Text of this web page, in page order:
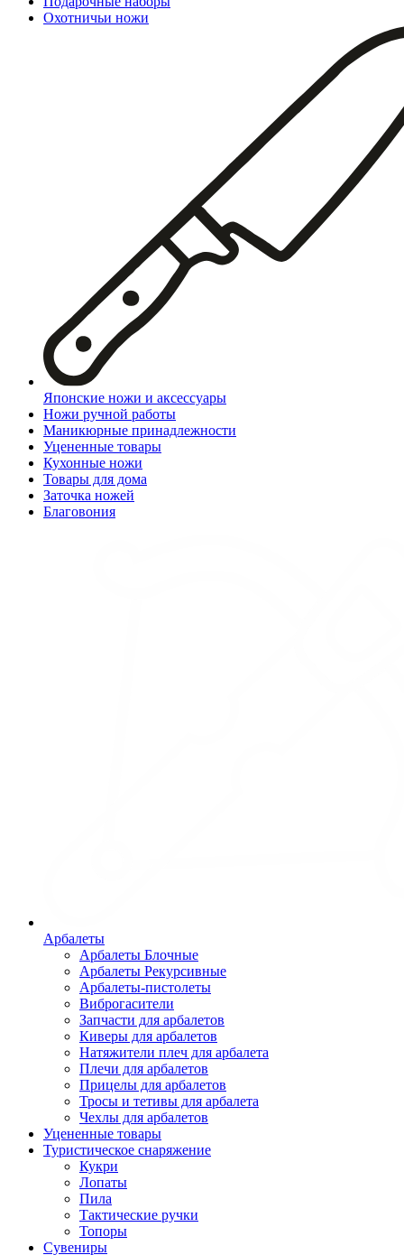
Охотничьи ножи
Японские ножи и аксессуары
Ножи ручной работы
Маникюрные принадлежности
Уцененные товары
Кухонные ножи
Товары для дома
Заточка ножей
Благовония
Арбалеты
Арбалеты Блочные
Арбалеты Рекурсивные
Арбалеты-пистолеты
Виброгасители
Запчасти для арбалетов
Киверы для арбалетов
Натяжители плеч для арбалета
Плечи для арбалетов
Прицелы для арбалетов
Тросы и тетивы для арбалета
Чехлы для арбалетов
Уцененные товары
Туристическое снаряжение
Кукри
Лопаты
Пила
Тактические ручки
Топоры
Сувениры